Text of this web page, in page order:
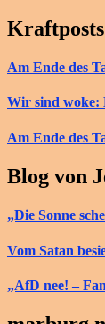
Am Ende des
Wir sind woke:
Am Ende des
Blog von
„Die Sonne
Vom Satan
„AfD nee! –